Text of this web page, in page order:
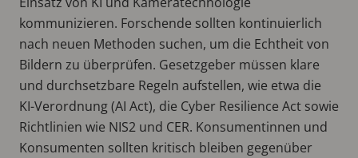
kommunizieren. Forschende sollten kontinuierlich
nach neuen Methoden suchen, um die Echtheit von
Bildern zu überprüfen. Gesetzgeber müssen klare
und durchsetzbare Regeln aufstellen, wie etwa die
KI-Verordnung (AI Act), die Cyber Resilience Act sowie
Richtlinien wie NIS2 und CER. Konsumentinnen und
Konsumenten sollten kritisch bleiben gegenüber